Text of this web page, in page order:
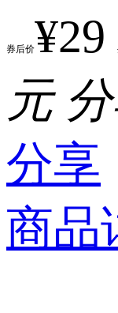
券后价¥29
元
分享
商品